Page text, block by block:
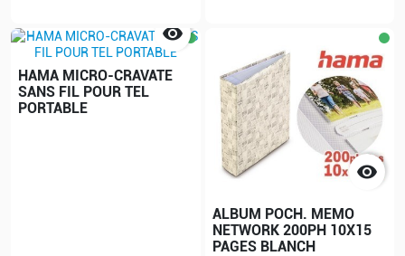

HAMA MICRO-CRAVATE
SANS FIL POUR TEL
PORTABLE

ALBUM POCH. MEMO
NETWORK 200PH 10X15
PAGES BLANCH